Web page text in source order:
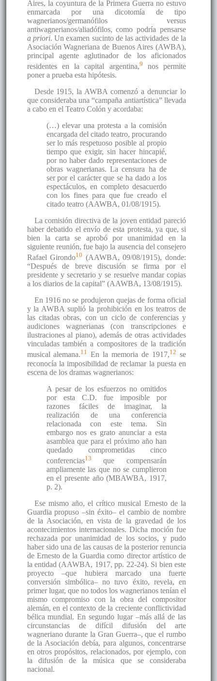
Aires, la coyuntura de la Primera Guerra no estuvo
enmarcada por una dicotomía de tipo
wagnerianos/germanófilos versus
antiwagnerianos/aliadófilos, como podría pensarse
a priori. Un examen sucinto de las actividades de la
Asociación Wagneriana de Buenos Aires (AWBA),
principal agente aglutinador de los aficionados
residentes en la capital argentina,9
nos permite
poner a prueba esta hipótesis.
Desde 1915, la AWBA comenzó a denunciar lo
que consideraba una “campaña antiartística” llevada
a cabo en el Teatro Colón y acordaba:
(…) elevar una protesta a la comisión
encargada del citado teatro, procurando
ser lo más respetuoso posible al propio
tiempo que exigir, sin hacer hincapié,
por no haber dado representaciones de
obras wagnerianas. La censura ha de
ser por el carácter que se ha dado a los
espectáculos, en completo desacuerdo
con los fines para que fue creado el
citado teatro (AAWBA, 01/08/1915).
La comisión directiva de la joven entidad pareció
haber debatido el envío de esta protesta, ya que, si
bien la carta se aprobó por unanimidad en la
siguiente reunión, fue bajo la ausencia del consejero
Rafael Girondo10 (AAWBA, 09/08/1915), donde:
“Después de breve discusión se firma por el
presidente y secretario y se resuelve mandar copias
a los diarios de la capital” (AAWBA, 13/08/1915).
En 1916 no se produjeron quejas de forma oficial
y la AWBA suplió la prohibición en los teatros de
las citadas obras, con un ciclo de conferencias y
audiciones wagnerianas (con transcripciones e
ilustraciones al piano), además de otras actividades
vinculadas también a compositores de la tradición
musical alemana.11 En la memoria de 1917,12 se
reconocía la imposibilidad de reclamar la puesta en
escena de los dramas wagnerianos:
A pesar de los esfuerzos no omitidos
por esta C.D. fue imposible por
razones fáciles de imaginar, la
realización de una conferencia
relacionada con este tema. Sin
embargo nos es grato anunciar a esta
asamblea que para el próximo año han
quedado comprometidas cinco
conferencias13
que compensarán
ampliamente las que no se cumplieron
en el presente año (MBAWBA, 1917,
p. 2).
Ese mismo año, el crítico musical Ernesto de la
Guardia propuso –sin éxito– el cambio de nombre
de la Asociación, en vista de la gravedad de los
acontecimientos internacionales. Dicha moción fue
rechazada por unanimidad de los socios, y pudo
haber sido una de las causas de la posterior renuncia
de Ernesto de la Guardia como director artístico de
la entidad (AAWBA, 1917, pp. 22-24). Si bien este
proyecto –que hubiera marcado una fuerte
conversión simbólica– no tuvo éxito, revela, en
primer lugar, que no todos los wagnerianos tenían el
mismo compromiso con la obra del compositor
alemán, en el contexto de la creciente conflictividad
bélica mundial. En segundo lugar –más allá de las
circunstancias de difícil difusión del arte
wagneriano durante la Gran Guerra–, que el rumbo
de la Asociación debía, para algunos, concentrarse
en otros propósitos, relacionados, por ejemplo, con
la difusión de la música que se consideraba
nacional.